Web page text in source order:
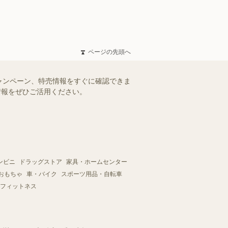
ページの先頭へ
ペーン、特売情報をすぐに確認できま
をぜひご活用ください。
ビニ ドラッグストア
家具・ホームセンター
もちゃ
車・バイク
スポーツ用品・自転車
ィットネス